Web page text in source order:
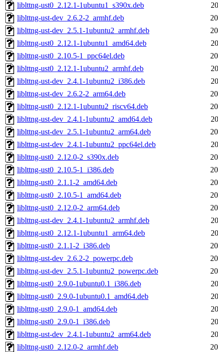
liblttng-ust0_2.12.1-1ubuntu1_s390x.deb
liblttng-ust-dev_2.6.2-2_armhf.deb
liblttng-ust-dev_2.5.1-1ubuntu2_armhf.deb
liblttng-ust0_2.12.1-1ubuntu1_amd64.deb
liblttng-ust0_2.10.5-1_ppc64el.deb
liblttng-ust0_2.12.1-1ubuntu2_armhf.deb
liblttng-ust-dev_2.4.1-1ubuntu2_i386.deb
liblttng-ust-dev_2.6.2-2_arm64.deb
liblttng-ust0_2.12.1-1ubuntu2_riscv64.deb
liblttng-ust-dev_2.4.1-1ubuntu2_amd64.deb
liblttng-ust-dev_2.5.1-1ubuntu2_arm64.deb
liblttng-ust-dev_2.4.1-1ubuntu2_ppc64el.deb
liblttng-ust0_2.12.0-2_s390x.deb
liblttng-ust0_2.10.5-1_i386.deb
liblttng-ust0_2.1.1-2_amd64.deb
liblttng-ust0_2.10.5-1_amd64.deb
liblttng-ust0_2.12.0-2_arm64.deb
liblttng-ust-dev_2.4.1-1ubuntu2_armhf.deb
liblttng-ust0_2.12.1-1ubuntu1_arm64.deb
liblttng-ust0_2.1.1-2_i386.deb
liblttng-ust-dev_2.6.2-2_powerpc.deb
liblttng-ust-dev_2.5.1-1ubuntu2_powerpc.deb
liblttng-ust0_2.9.0-1ubuntu0.1_i386.deb
liblttng-ust0_2.9.0-1ubuntu0.1_amd64.deb
liblttng-ust0_2.9.0-1_amd64.deb
liblttng-ust0_2.9.0-1_i386.deb
liblttng-ust-dev_2.4.1-1ubuntu2_arm64.deb
liblttng-ust0_2.12.0-2_armhf.deb